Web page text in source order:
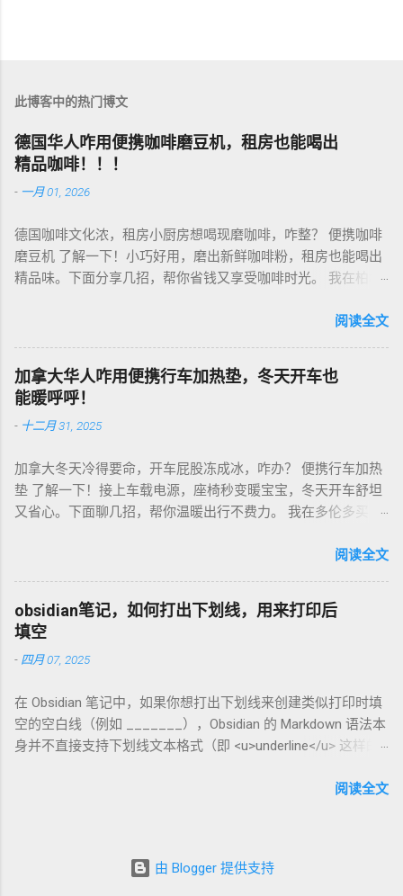
此博客中的热门博文
德国华人咋用便携咖啡磨豆机，租房也能喝出
精品咖啡！！！
- 一月 01, 2026
德国咖啡文化浓，租房小厨房想喝现磨咖啡，咋整？ 便携咖啡
磨豆机 了解一下！小巧好用，磨出新鲜咖啡粉，租房也能喝出
精品味。下面分享几招，帮你省钱又享受咖啡时光。 我在柏林
挑磨豆机看磨芯，陶瓷的耐用不发热，像Hario、Porlex这些牌
邻居可能嫌吵…… 磨豆有讲究。粗磨适合法压壶，细磨适合意式
咖啡机，App上查磨豆粗细对照表，新手不翻车。我每周磨一
次，存密封罐，早上冲杯咖啡，香到飞起！德国超市咖啡豆
贵，网购Amazon.de或本地咖啡店促销，10欧元买半磅好豆，
欧元搞定。华人微信群也有二手交易，20欧元能淘好货。 便携
咖啡磨豆机 让德国华人租房也能喝精品咖啡，赶紧试试，生活
更有味！
阅读全文
加拿大华人咋用便携行车加热垫，冬天开车也
能暖呼呼！
- 十二月 31, 2025
加拿大冬天冷得要命，开车屁股冻成冰，咋办？ 便携行车加热
垫 了解一下！接上车载电源，座椅秒变暖宝宝，冬天开车舒坦
又省心。下面聊几招，帮你温暖出行不费力。 我在多伦多买了
质，绒布的舒服又耐用，像Wagan、Comfier这些牌子，加热快
车座尺寸，通用款最省心。 用的时候简单到爆。插上车载
USB，5分钟座椅热乎乎，开长途都不冷。我在卡尔加里雪天开
车，加热垫开低档，20分钟省油又暖和。搭配个方向盘套，手
也不冻，安全又舒服。冬天停车后收好垫子，别让雪水弄湿，
常打折，30加币搞定。华人论坛也有二手交易，20加币能淘好
货。 便携行车加热垫 让加拿大华人冬天开车暖呼呼，赶紧入
手，出行更舒心！
阅读全文
obsidian笔记，如何打出下划线，用来打印后
填空
- 四月 07, 2025
在 Obsidian 笔记中，如果你想打出下划线来创建类似打印时填
空的空白线（例如 _______），Obsidian 的 Markdown 语法本
身并不直接支持下划线文本格式（即 <u>underline</u> 这样的
以下方法实现类似效果： 方法 1：使用下划线字符 直接输入连
以作为填空使用。这种方法简单直接，适合快速记录。 方法
阅读全文
由 Blogger 提供支持